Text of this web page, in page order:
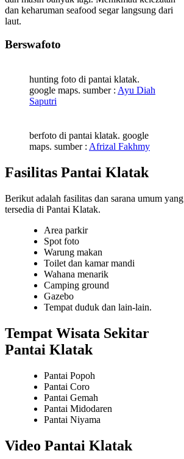
dan keharuman seafood segar langsung dari
laut.
Berswafoto
hunting foto di pantai klatak.
google maps. sumber : Ayu Diah
Saputri
berfoto di pantai klatak. google
maps. sumber : Afrizal Fakhmy
Fasilitas Pantai Klatak
Berikut adalah fasilitas dan sarana umum yang
tersedia di Pantai Klatak.
Area parkir
Spot foto
Warung makan
Toilet dan kamar mandi
Wahana menarik
Camping ground
Gazebo
Tempat duduk dan lain-lain.
Tempat Wisata Sekitar
Pantai Klatak
Pantai Popoh
Pantai Coro
Pantai Gemah
Pantai Midodaren
Pantai Niyama
Video Pantai Klatak